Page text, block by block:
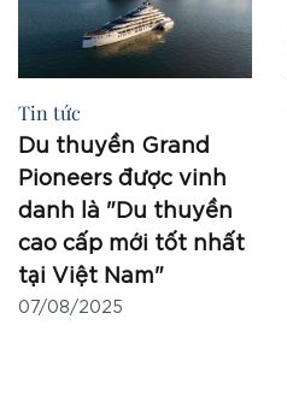
Tin tức
Du thuyền Grand
Pioneers được vinh
danh là "Du thuyền
cao cấp mới tốt nhất
tại Việt Nam"
07/08/2025